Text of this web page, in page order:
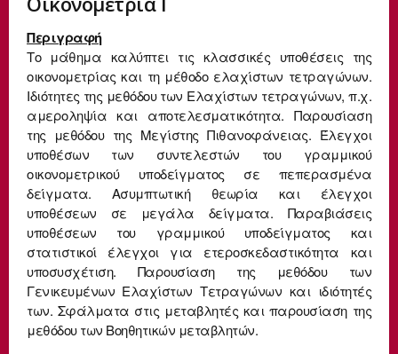
Περιγραφή
Το μάθημα καλύπτει τις κλασσικές υποθέσεις της
οικονομετρίας και τη μέθοδο ελαχίστων τετραγώνων.
Ιδιότητες της μεθόδου των Ελαχίστων τετραγώνων, π.χ.
αμεροληψία και αποτελεσματικότητα. Παρουσίαση
της μεθόδου της Μεγίστης Πιθανοφάνειας. Έλεγχοι
υποθέσων των συντελεστών του γραμμικού
οικονομετρικού υποδείγματος σε πεπερασμένα
δείγματα. Ασυμπτωτική θεωρία και έλεγχοι
υποθέσεων σε μεγάλα δείγματα. Παραβιάσεις
υποθέσεων του γραμμικού υποδείγματος και
στατιστικοί έλεγχοι για ετεροσκεδαστικότητα και
υποσυσχέτιση. Παρουσίαση της μεθόδου των
Γενικευμένων Ελαχίστων Τετραγώνων και ιδιότητές
των. Σφάλματα στις μεταβλητές και παρουσίαση της
μεθόδου των Βοηθητικών μεταβλητών.